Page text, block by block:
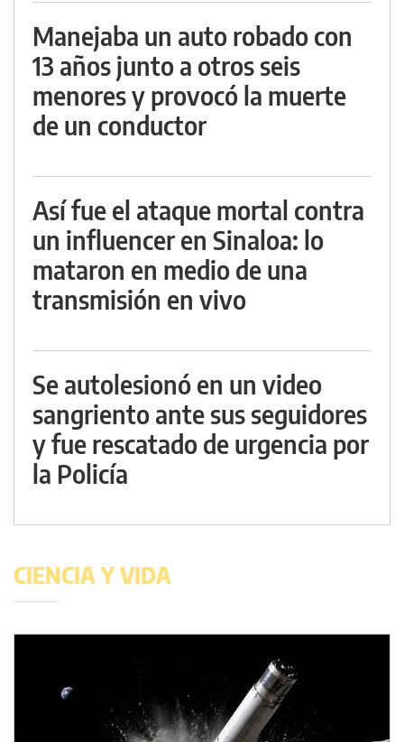
Manejaba un auto robado con
13 años junto a otros seis
menores y provocó la muerte
de un conductor
Así fue el ataque mortal contra
un influencer en Sinaloa: lo
mataron en medio de una
transmisión en vivo
Se autolesionó en un video
sangriento ante sus seguidores
y fue rescatado de urgencia por
la Policía
CIENCIA Y VIDA